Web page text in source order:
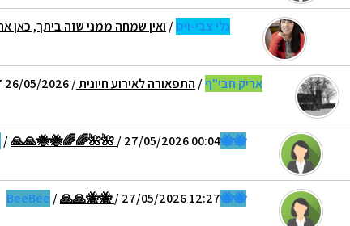
גלי צבי-ויס/ואין שמחה ממני שזה ביתך, כאן
אריק חבי"ף/התפאורה לאירוע חיונית/ 26/05/2026 23:07
🐝🐝BeeBee
/🙏🙏🐝🐝🌈🌈🌺🌺/ 27/05/2026 00:04
🐝🐝BeeBee
/🙏🙏🐝🐝/ 27/05/2026 12:27